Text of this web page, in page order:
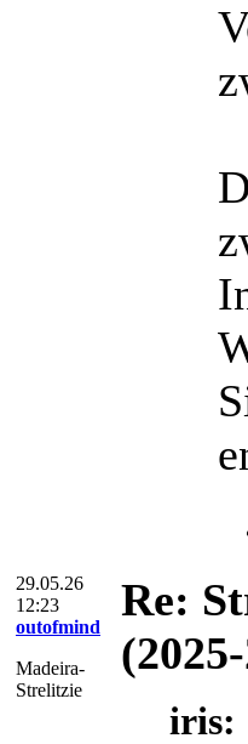
29.05.26
12:23
outofmind
Madeira-
Strelitzie
Re:
iris: